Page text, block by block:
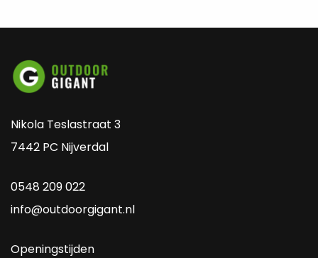
Nikola Teslastraat 3
7442 PC Nijverdal
0548 209 022
info@outdoorgigant.nl
Openingstijden